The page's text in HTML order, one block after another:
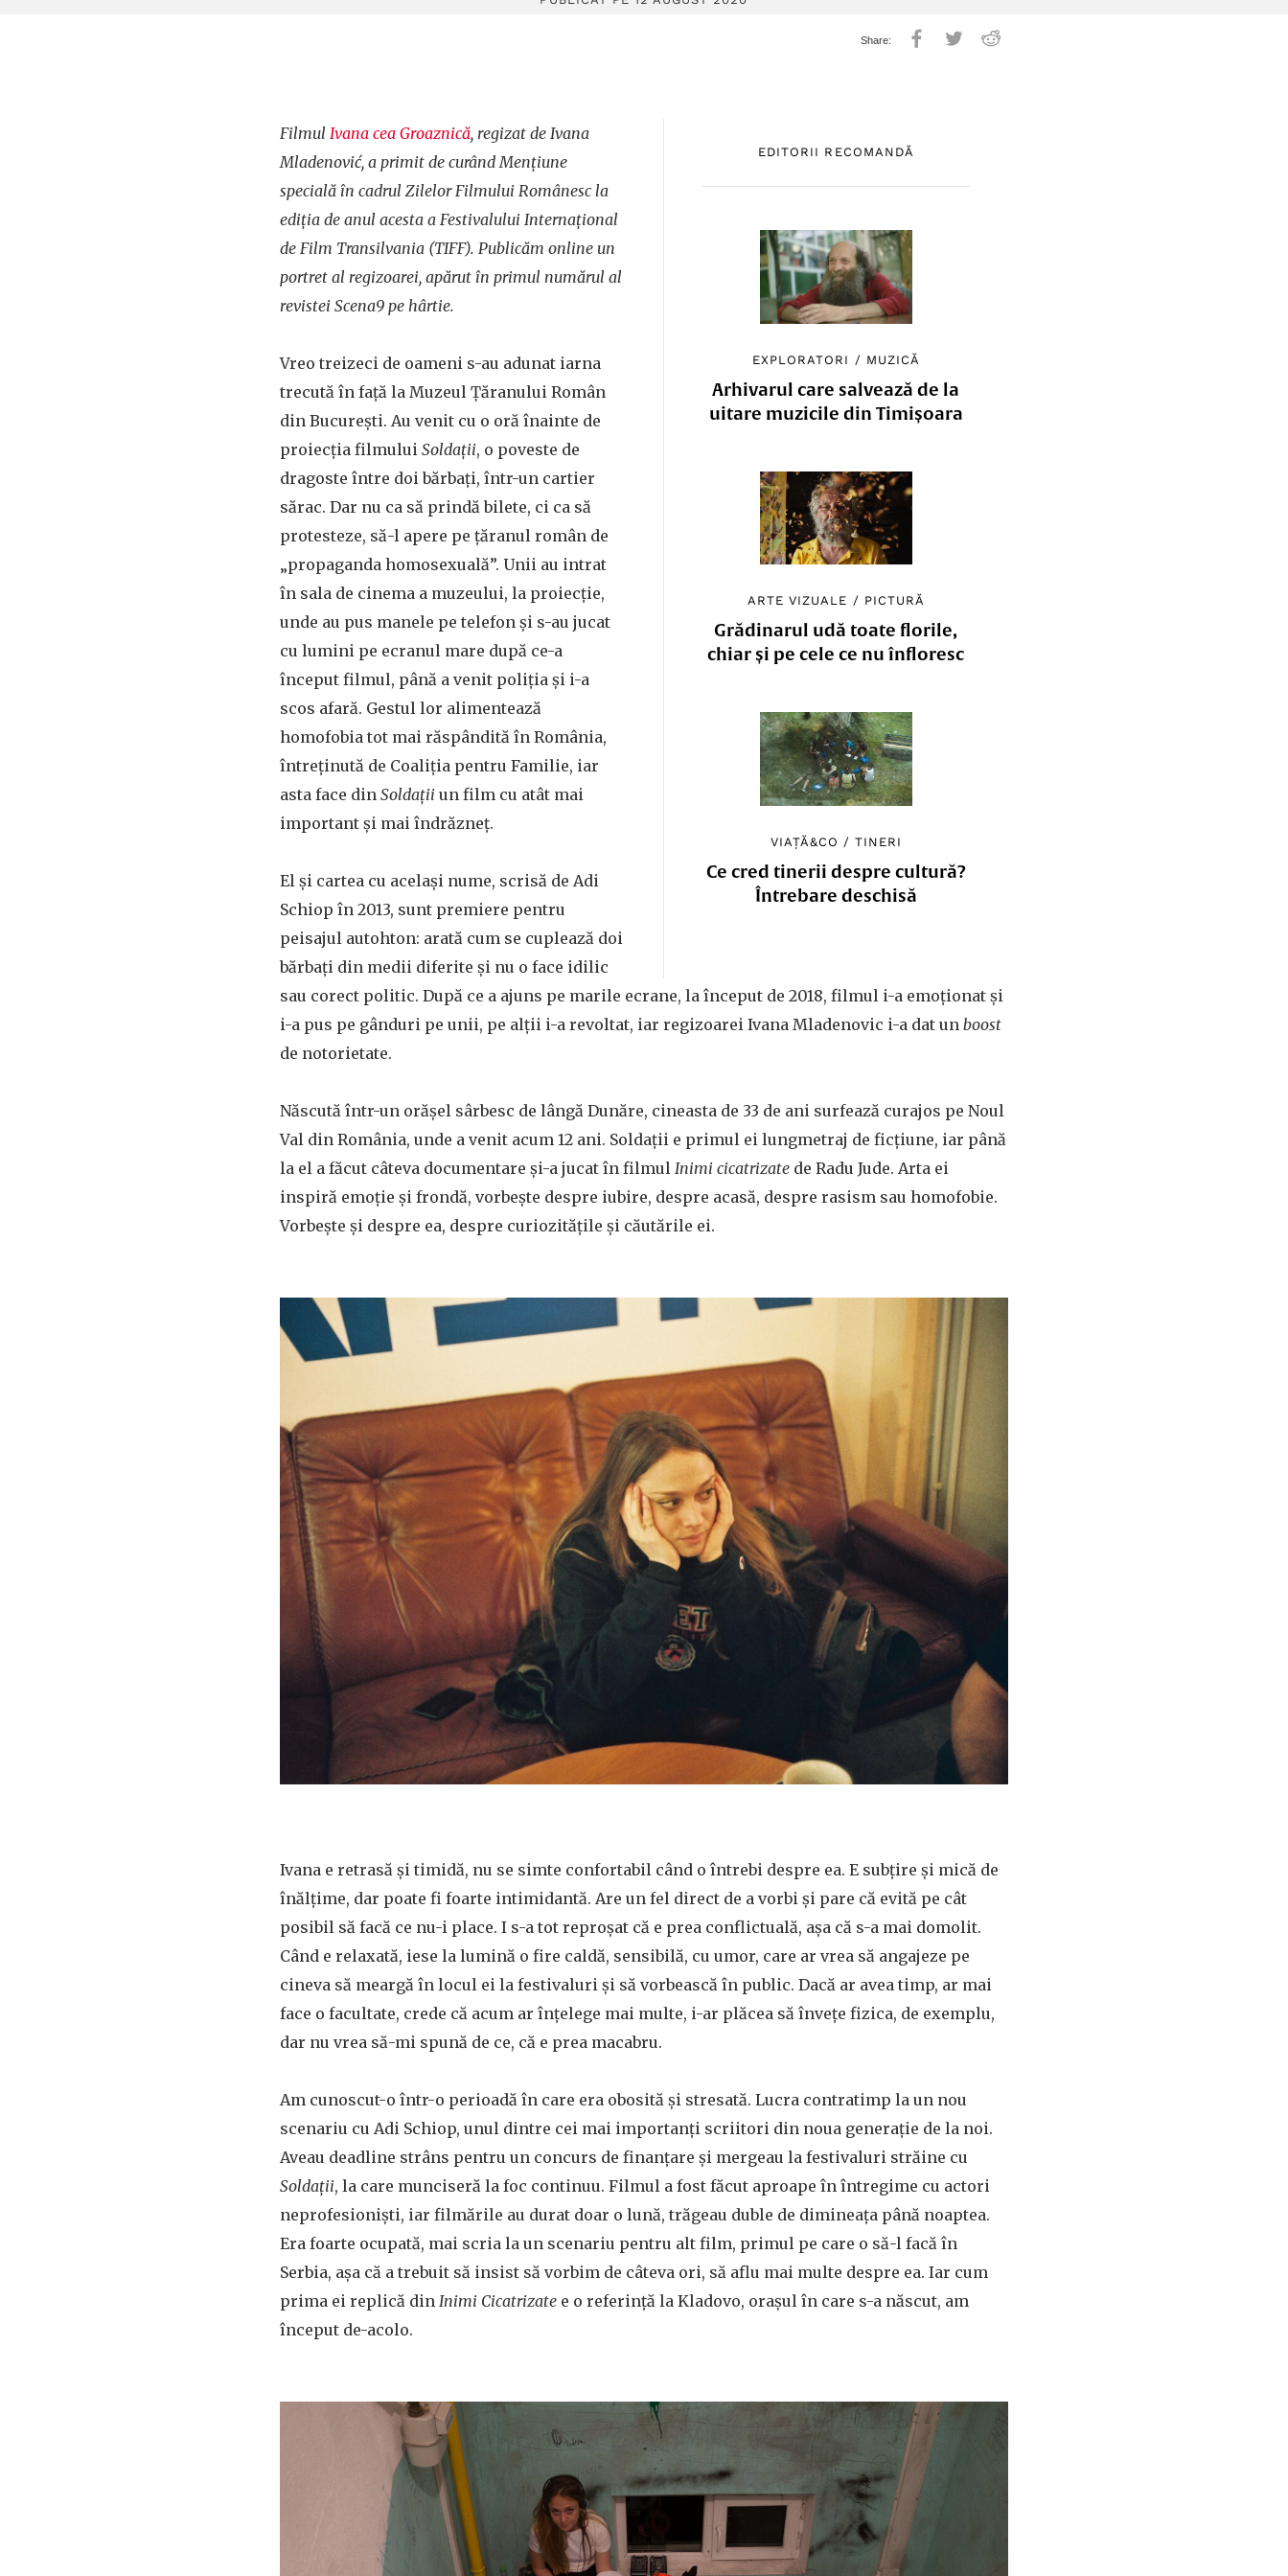
EDITORII RECOMANDĂ
EXPLORATORI / MUZICĂ
Arhivarul care salvează de la
uitare muzicile din Timișoara
ARTE VIZUALE / PICTURĂ
Grădinarul udă toate florile,
chiar și pe cele ce nu înfloresc
VIAȚĂ&CO /TINERI
Ce cred tinerii despre cultură?
Întrebare deschisă
Filmul Ivana cea Groaznică, regizat de Ivana
Mladenović, a primit de curând Mențiune
specială în cadrul Zilelor Filmului Românesc la
ediția de anul acesta a Festivalului Internațional
de Film Transilvania (TIFF). Publicăm online un
portret al regizoarei, apărut în primul numărul al
revistei Scena9 pe hârtie.
Vreo treizeci de oameni s-au adunat iarna
trecută în față la Muzeul Țăranului Român
din București. Au venit cu o oră înainte de
proiecția filmului Soldații, o poveste de
dragoste între doi bărbați, într-un cartier
sărac. Dar nu ca să prindă bilete, ci ca să
protesteze, să-l apere pe țăranul român de
„propaganda homosexuală”. Unii au intrat
în sala de cinema a muzeului, la proiecție,
unde au pus manele pe telefon și s-au jucat
cu lumini pe ecranul mare după ce-a
început filmul, până a venit poliția și i-a
scos afară. Gestul lor alimentează
homofobia tot mai răspândită în România,
întreținută de Coaliția pentru Familie, iar
asta face din Soldații un film cu atât mai
important și mai îndrăzneț.
El și cartea cu același nume, scrisă de Adi
Schiop în 2013, sunt premiere pentru
peisajul autohton: arată cum se cuplează doi
bărbați din medii diferite și nu o face idilic
sau corect politic. După ce a ajuns pe marile ecrane, la început de 2018, filmul i-a emoționat și
i-a pus pe gânduri pe unii, pe alții i-a revoltat, iar regizoarei Ivana Mladenovic i-a dat un boost
de notorietate.
Născută într-un orășel sârbesc de lângă Dunăre, cineasta de 33 de ani surfează curajos pe Noul
Val din România, unde a venit acum 12 ani. Soldații e primul ei lungmetraj de ficțiune, iar până
la el a făcut câteva documentare și-a jucat în filmul Inimi cicatrizate de Radu Jude. Arta ei
inspiră emoție și frondă, vorbește despre iubire, despre acasă, despre rasism sau homofobie.
Vorbește și despre ea, despre curiozitățile și căutările ei.
Ivana e retrasă și timidă, nu se simte confortabil când o întrebi despre ea. E subțire și mică de
înălțime, dar poate fi foarte intimidantă. Are un fel direct de a vorbi și pare că evită pe cât
posibil să facă ce nu-i place. I s-a tot reproșat că e prea conflictuală, așa că s-a mai domolit.
Când e relaxată, iese la lumină o fire caldă, sensibilă, cu umor, care ar vrea să angajeze pe
cineva să meargă în locul ei la festivaluri și să vorbească în public. Dacă ar avea timp, ar mai
face o facultate, crede că acum ar înțelege mai multe, i-ar plăcea să învețe fizica, de exemplu,
dar nu vrea să-mi spună de ce, că e prea macabru.
Am cunoscut-o într-o perioadă în care era obosită și stresată. Lucra contratimp la un nou
scenariu cu Adi Schiop, unul dintre cei mai importanți scriitori din noua generație de la noi.
Aveau deadline strâns pentru un concurs de finanțare și mergeau la festivaluri străine cu
Soldații, la care munciseră la foc continuu. Filmul a fost făcut aproape în întregime cu actori
neprofesioniști, iar filmările au durat doar o lună, trăgeau duble de dimineața până noaptea.
Era foarte ocupată, mai scria la un scenariu pentru alt film, primul pe care o să-l facă în
Serbia, așa că a trebuit să insist să vorbim de câteva ori, să aflu mai multe despre ea. Iar cum
prima ei replică din Inimi Cicatrizate e o referință la Kladovo, orașul în care s-a născut, am
început de-acolo.